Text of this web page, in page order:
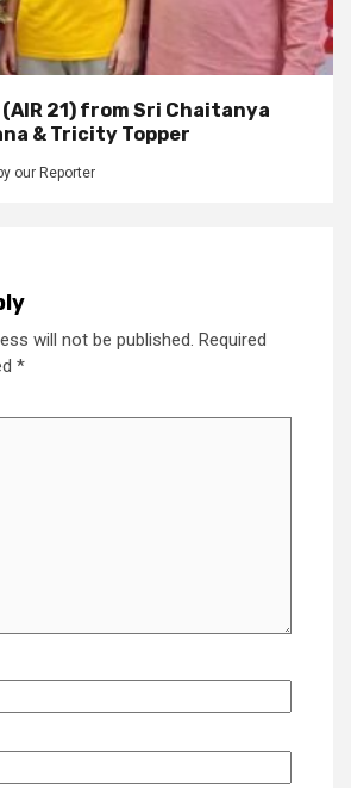
21) from Sri Chaitanya
& Tricity Topper
by our Reporter
will not be published. Required
*